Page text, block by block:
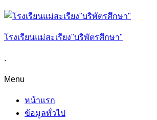
โรงเรียนแม่สะเรียง"บริพัตรศึกษา"
.
Menu
หน้าแรก
ข้อมูลทั่วไป